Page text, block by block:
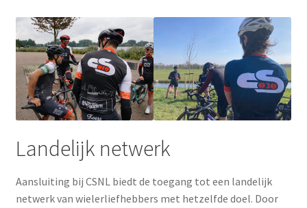
Landelijk netwerk
Aansluiting bij CSNL biedt de toegang tot een landelijk
netwerk van wielerliefhebbers met hetzelfde doel. Door